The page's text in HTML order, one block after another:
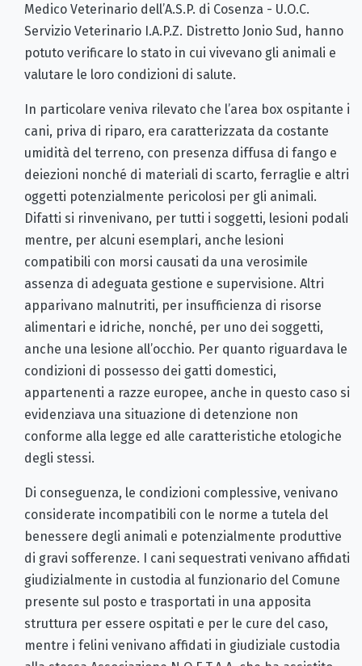
Medico Veterinario dell’A.S.P. di Cosenza - U.O.C.
Servizio Veterinario I.A.P.Z. Distretto Jonio Sud, hanno
potuto verificare lo stato in cui vivevano gli animali e
valutare le loro condizioni di salute.
In particolare veniva rilevato che l’area box ospitante i
cani, priva di riparo, era caratterizzata da costante
umidità del terreno, con presenza diffusa di fango e
deiezioni nonché di materiali di scarto, ferraglie e altri
oggetti potenzialmente pericolosi per gli animali.
Difatti si rinvenivano, per tutti i soggetti, lesioni podali
mentre, per alcuni esemplari, anche lesioni
compatibili con morsi causati da una verosimile
assenza di adeguata gestione e supervisione. Altri
apparivano malnutriti, per insufficienza di risorse
alimentari e idriche, nonché, per uno dei soggetti,
anche una lesione all’occhio. Per quanto riguardava le
condizioni di possesso dei gatti domestici,
appartenenti a razze europee, anche in questo caso si
evidenziava una situazione di detenzione non
conforme alla legge ed alle caratteristiche etologiche
degli stessi.
Di conseguenza, le condizioni complessive, venivano
considerate incompatibili con le norme a tutela del
benessere degli animali e potenzialmente produttive
di gravi sofferenze. I cani sequestrati venivano affidati
giudizialmente in custodia al funzionario del Comune
presente sul posto e trasportati in una apposita
struttura per essere ospitati e per le cure del caso,
mentre i felini venivano affidati in giudiziale custodia